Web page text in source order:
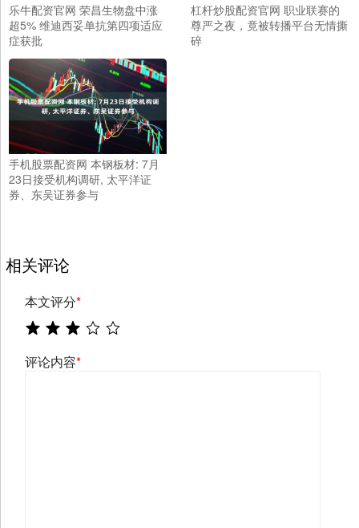
乐牛配资官网 荣昌生物盘中涨
超5% 维迪西妥单抗第四项适应
症获批
杠杆炒股配资官网 职业联赛的
尊严之夜，竟被转播平台无情撕
碎
手机股票配资网 本钢板材: 7月
23日接受机构调研, 太平洋证
券、东吴证券参与
相关评论
本文评分*
评论内容*